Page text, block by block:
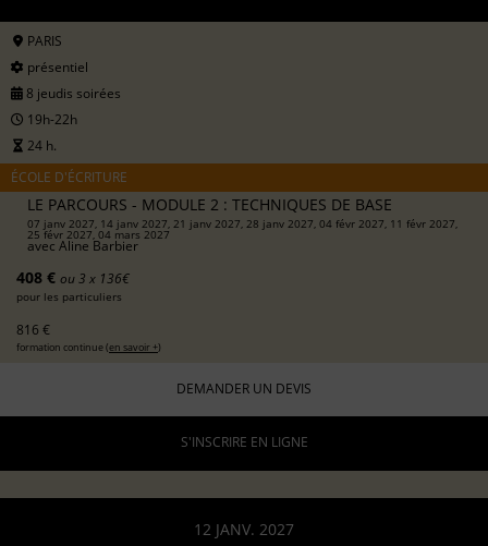
PARIS
présentiel
8 jeudis soirées
19h-22h
24 h.
ÉCOLE D'ÉCRITURE
LE PARCOURS - MODULE 2 : TECHNIQUES DE BASE
07 janv 2027, 14 janv 2027, 21 janv 2027, 28 janv 2027, 04 févr 2027, 11 févr 2027,
25 févr 2027, 04 mars 2027
avec Aline Barbier
408 € ou 3 x 136€
pour les particuliers
816 €
formation continue (en savoir +)
DEMANDER UN DEVIS
S'INSCRIRE EN LIGNE
12 JANV. 2027